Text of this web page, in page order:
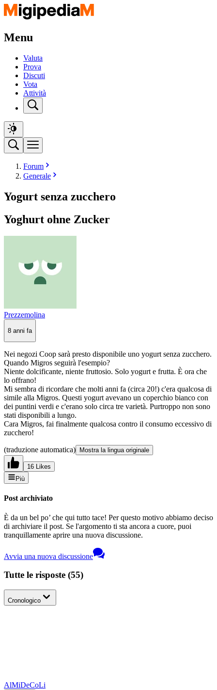
Menu
Valuta
Prova
Discuti
Vota
Attività
Forum
Generale
Yogurt senza zucchero
Yoghurt ohne Zucker
Prezzemolina
8 anni fa
Nei negozi Coop sarà presto disponibile uno yogurt senza zucchero.
Quando Migros seguirà l'esempio?
Niente dolcificante, niente fruttosio. Solo yogurt e frutta. È ora che
lo offrano!
Mi sembra di ricordare che molti anni fa (circa 20!) c'era qualcosa di
simile alla Migros. Questi yogurt avevano un coperchio bianco con
dei puntini verdi e c'erano solo circa tre varietà. Purtroppo non sono
stati disponibili a lungo.
Cara Migros, fai finalmente qualcosa contro il consumo eccessivo di
zucchero!
(traduzione automatica) Mostra la lingua originale
16 Likes
Più
Post archiviato
È da un bel po’ che qui tutto tace! Per questo motivo abbiamo deciso
di archiviare il post. Se l'argomento ti sta ancora a cuore, puoi
tranquillamente aprire una nuova discussione.
Avvia una nuova discussione
Tutte le risposte (55)
Cronologico
AlMiDeCoLi